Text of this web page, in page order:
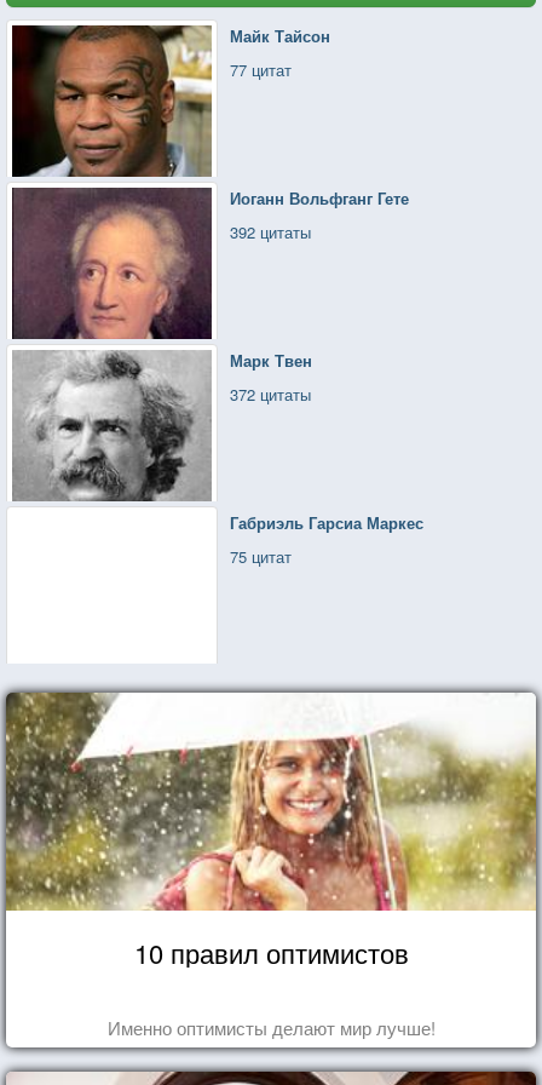
пьяных ведут подмышки к ближайшей лавке.
Ты знаешь, вот если б к любви выдавали справки,
я точно была бы самой из всех больной.
Майк Тайсон
77 цитат
Иоганн Вольфганг Гете
392 цитаты
Марк Твен
372 цитаты
Габриэль Гарсиа Маркес
75 цитат
10 правил оптимистов
Именно оптимисты делают мир лучше!